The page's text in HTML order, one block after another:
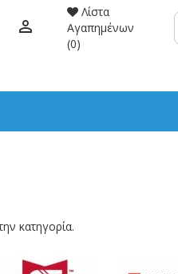
Λίστα
Αγαπημένων
(0)
κατηγορία.